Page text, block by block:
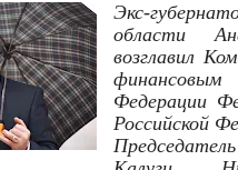
Экс-
области
возглавил
Федерации
Российской